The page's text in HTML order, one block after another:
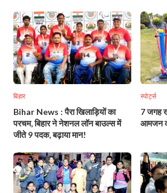
बिहार
Bihar News : पैरा खिलाड़ियों का
परचम, बिहार ने नेशनल लॉन बाउल्स में
जीते 9 पदक, बढ़ाया मान!
स्पोर्ट्स
7 जगह
आमजन